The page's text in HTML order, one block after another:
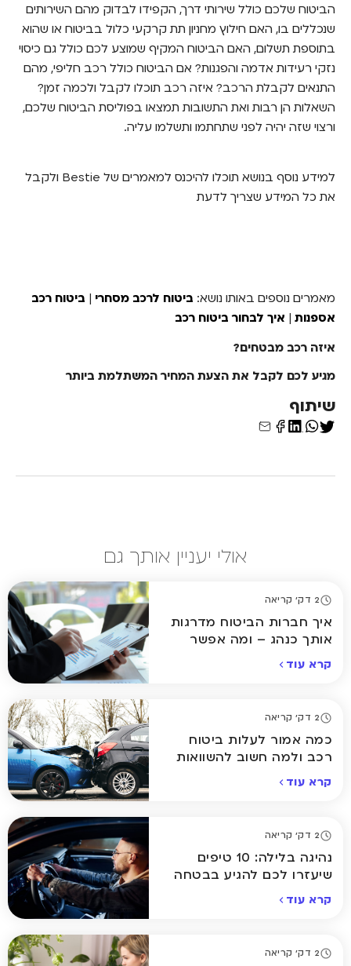
הביטוח שלכם כולל שירותי דרך, הקפידו לבדוק מהם השירותים
שנכללים בו, האם חילוץ מחניון תת קרקעי כלול בביטוח או שהוא
בתוספת תשלום, האם הביטוח המקיף שמוצע לכם כולל גם כיסוי
נזקי רעידות אדמה והפגנות? אם הביטוח כולל רכב חליפי, מהם
התנאים לקבלת הרכב? איזה רכב תוכלו לקבל ולכמה זמן?
השאלות הן רבות ואת התשובות תמצאו בפוליסת הביטוח שלכם,
ורצוי שזה יהיה לפני שתחתמו ותשלמו עליה.
למידע נוסף בנושא תוכלו להיכנס למאמרים של Bestie ולקבל
את כל המידע שצריך לדעת
מאמרים נוספים באותו נושא: ביטוח לרכב מסחרי | ביטוח רכב
אספנות | איך לבחור ביטוח רכב
איזה רכב מבטחים?
מגיע לכם לקבל את הצעת המחיר המשתלמת ביותר
שיתוף
אולי יעניין אותך גם
2 דק' קריאה
איך חברות הביטוח מדרגות
אותך כנהג – ומה אפשר
לשנות?
קרא עוד
2 דק' קריאה
כמה אמור לעלות ביטוח
רכב ולמה חשוב להשוואות
קרא עוד
2 דק' קריאה
נהיגה בלילה: 10 טיפים
שיעזרו לכם להגיע בבטחה
הביתה
קרא עוד
2 דק' קריאה